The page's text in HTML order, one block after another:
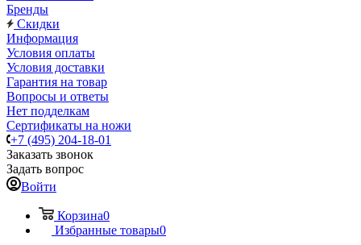
Бренды
Скидки
Информация
Условия оплаты
Условия доставки
Гарантия на товар
Вопросы и ответы
Нет подделкам
Сертификаты на ножи
+7 (495) 204-18-01
Заказать звонок
Задать вопрос
Войти
Корзина0
Избранные товары0